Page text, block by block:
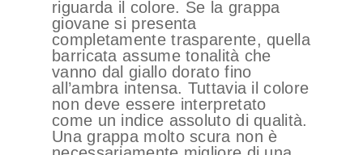
riguarda il colore. Se la grappa
giovane si presenta
completamente trasparente, quella
barricata assume tonalità che
vanno dal giallo dorato fino
all’ambra intensa. Tuttavia il colore
non deve essere interpretato
come un indice assoluto di qualità.
Una grappa molto scura non è